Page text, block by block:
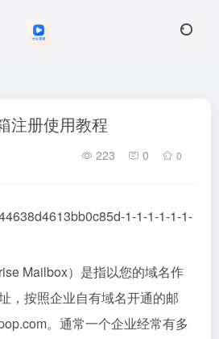
注册使用教程
223 0 0
Mailbox）是指以您的域名作
，按照企业自有域名开通的邮
。通常一个企业经常有多